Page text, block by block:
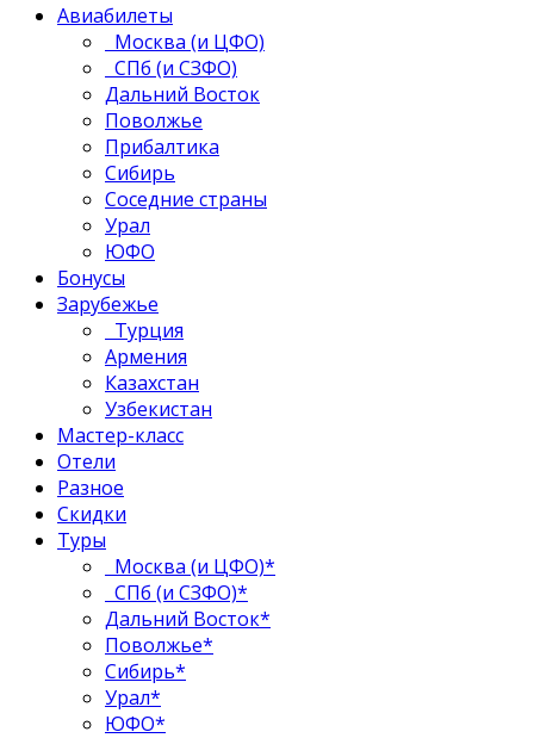
Авиабилеты
Москва (и ЦФО)
СПб (и СЗФО)
Дальний Восток
Поволжье
Прибалтика
Сибирь
Соседние страны
Урал
ЮФО
Бонусы
Зарубежье
Турция
Армения
Казахстан
Узбекистан
Мастер-класс
Отели
Разное
Скидки
Туры
Москва (и ЦФО)*
СПб (и СЗФО)*
Дальний Восток*
Поволжье*
Сибирь*
Урал*
ЮФО*